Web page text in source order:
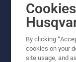
By clicking
cookies on your
site usage, and